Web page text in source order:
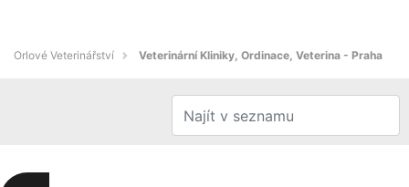
Orlové Veterinářství Veterinární Kliniky, Ordinace, Veterina - Praha